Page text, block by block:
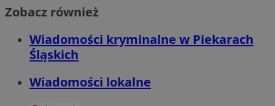
Zobacz również
Wiadomości kryminalne w Piekarach
Śląskich
Wiadomości lokalne